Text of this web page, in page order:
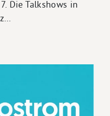
Die Talkshows in